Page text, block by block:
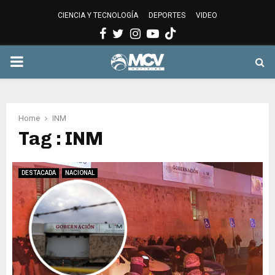
CIENCIA Y TECNOLOGÍA DEPORTES VIDEO
Facebook
Twitter
Instagram
Youtube
PRIMARY
Home INM
Tag : INM
DESTACADA NACIONAL